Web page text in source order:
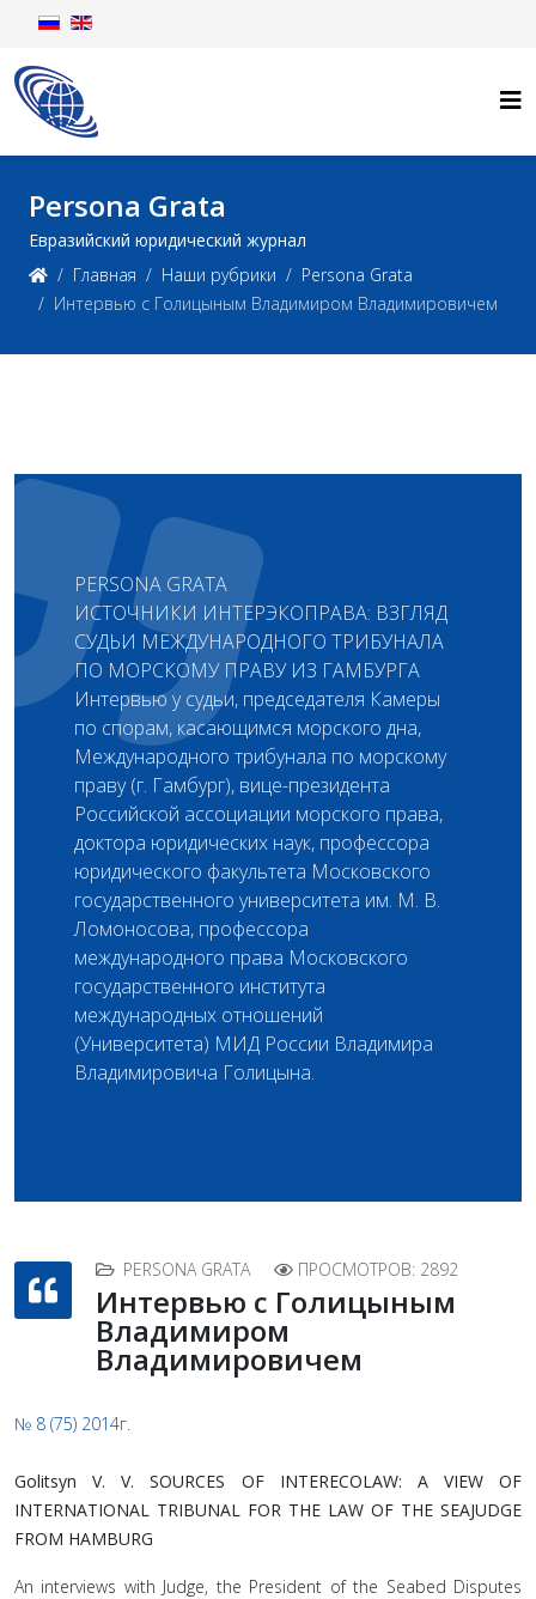
Persona Grata
Евразийский юридический журнал
Главная
Наши рубрики
Persona Grata
Интервью c Голицыным Владимиром Владимировичем
PERSONA GRATA
ИСТОЧНИКИ ИНТЕРЭКОПРАВА: ВЗГЛЯД
СУДЬИ МЕЖДУНАРОДНОГО ТРИБУНАЛА
ПО МОРСКОМУ ПРАВУ ИЗ ГАМБУРГА
Интервью у судьи, председателя Камеры
по спорам, касающимся морского дна,
Международного трибунала по морскому
праву (г. Гамбург), вице-президента
Российской ассоциации морского права,
доктора юридических наук, профессора
юридического факультета Московского
государственного университета им. М. В.
Ломоносова, профессора
международного права Московского
государственного института
международных отношений
(Университета) МИД России Владимира
Владимировича Голицына.
PERSONA GRATA ПРОСМОТРОВ: 2892
Интервью c Голицыным
Владимиром
Владимировичем
№ 8 (75) 2014г.
Golitsyn V. V. SOURCES OF INTERECOLAW: A VIEW OF
INTERNATIONAL TRIBUNAL FOR THE LAW OF THE SEAJUDGE
FROM HAMBURG
An interviews with Judge, the President of the Seabed Disputes